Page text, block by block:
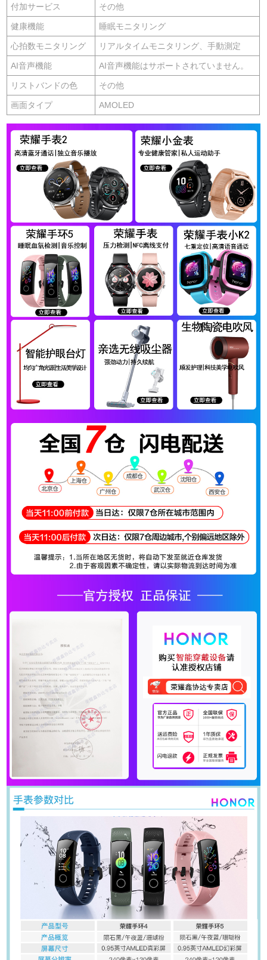
付加サービス その他
健康機能 睡眠モニタリング
心拍数モニタリング リアルタイムモニタリング、手動測定
AI音声機能 AI音声機能はサポートされていません。
リストバンドの色 その他
画面タイプ AMOLED